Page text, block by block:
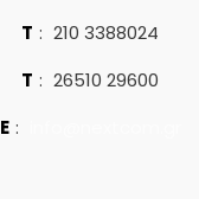
T : 210 3388024
T : 26510 29600
E :